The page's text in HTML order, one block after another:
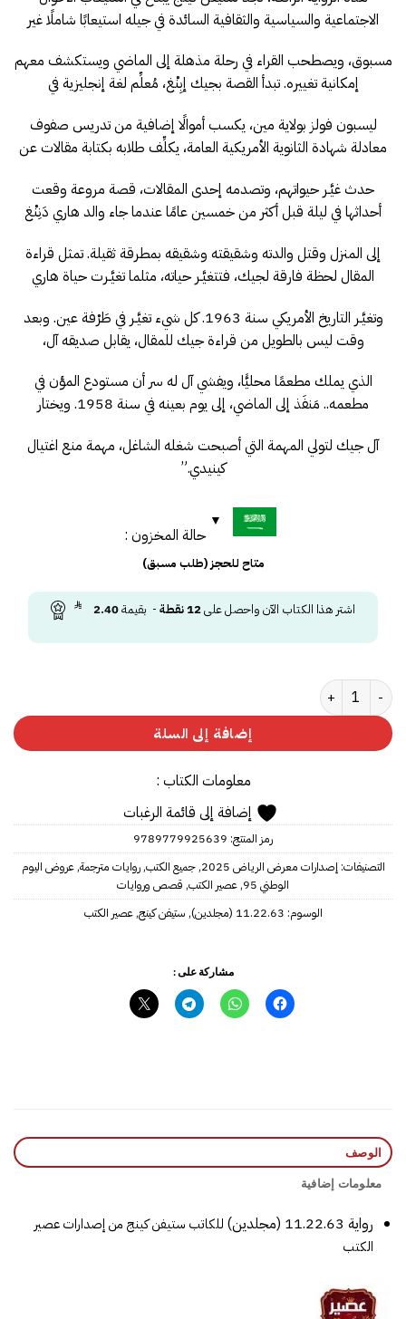
الاجتماعية والسياسية والثقافية السائدة في جيله استيعابًا شاملًا غير
مسبوق، ويصطحب القراء في رحلة مذهلة إلى الماضي ويستكشف معهم
إمكانية تغييره. تبدأ القصة بجيك إبِنْغ، مُعلِّم لغة إنجليزية في
ليسبون فولز بولاية مين، يكسب أموالًا إضافية من تدريس صفوف
معادلة شهادة الثانوية الأمريكية العامة، يكلِّف طلابه بكتابة مقالات عن
حدث غيَّـر حيواتهم، وتصدمه إحدى المقالات، قصة مروعة وقعت
أحداثها في ليلة قبل أكثر من خمسين عامًا عندما جاء والد هاري دَنِنْغ
إلى المنزل وقتل والدته وشقيقته وشقيقه بمطرقة ثقيلة. تمثل قراءة
المقال لحظة فارقة لجيك، فتتغيَّـر حياته، مثلما تغيَّـرت حياة هاري
وتغيَّـر التاريخ الأمريكي سنة 1963. كل شيء تغيَّـر في طَرْفة عين. وبعد
وقت ليس بالطويل من قراءة جيك للمقال، يقابل صديقه آل،
الذي يملك مطعمًا محليًّا، ويفشي آل له سر أن مستودع المؤن في
مطعمه.. مَنفَذ إلى الماضي، إلى يوم بعينه في سنة 1958. ويختار
آل جيك لتولي المهمة التي أصبحت شغله الشاغل، مهمة منع اغتيال
كينيدي.”
حالة المخزون :
متاح للحجز (طلب مسبق)
اشتر هذا الكتاب الآن واحصل على12نقطة- بقيمة2.40
كمية 11.22.63 (مجلدين)
إضافة إلى السلة
معلومات الكتاب :
إضافة إلى قائمة الرغبات
رمز المنتج: 9789779925639
التصنيفات: إصدارات معرض الرياض 2025 ,جميع الكتب,روايات مترجمة,عروض اليوم
الوطني 95
,عصير الكتب, قصص وروايات
الوسوم: 11.22.63 (مجلدين) , ستيفن كينج,عصير الكتب
مشاركة على :
الوصف
معلومات إضافية
رواية 11.22.63 (مجلدين) للكاتب ستيفن كينج من إصدارات عصير
الكتب